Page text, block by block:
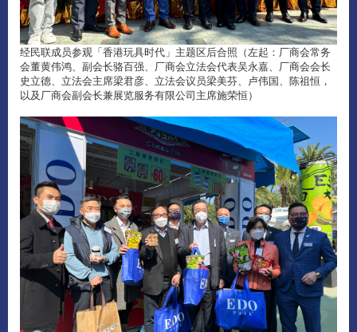
经民联成员参观「香港玩具时代」主题区后合照（左起：厂商会常务
会董黄伟鸿、副会长骆百强、厂商会立法会代表吴永嘉、厂商会会长
史立德、立法会主席梁君彦、立法会议员梁美芬、卢伟国、陈祖恒，
以及厂商会副会长兼展览服务有限公司主席施荣恒）